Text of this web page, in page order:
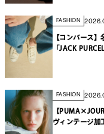
FASHION
【コンバース
「JACK
FASHION
【
ヴィンテージ加